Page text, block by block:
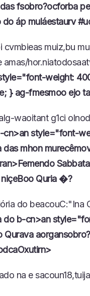
fsobro?ocforba
do áp muláestaurv
cvmbieas muiz,bu
hor.niatodosaat
weight:
} ag-fmesmoo ejo
waoitant g1ci
style="font-
mhon
Femendo
Quria �?
do beacouC:"Ina
b-cn>an
Qurava
na e